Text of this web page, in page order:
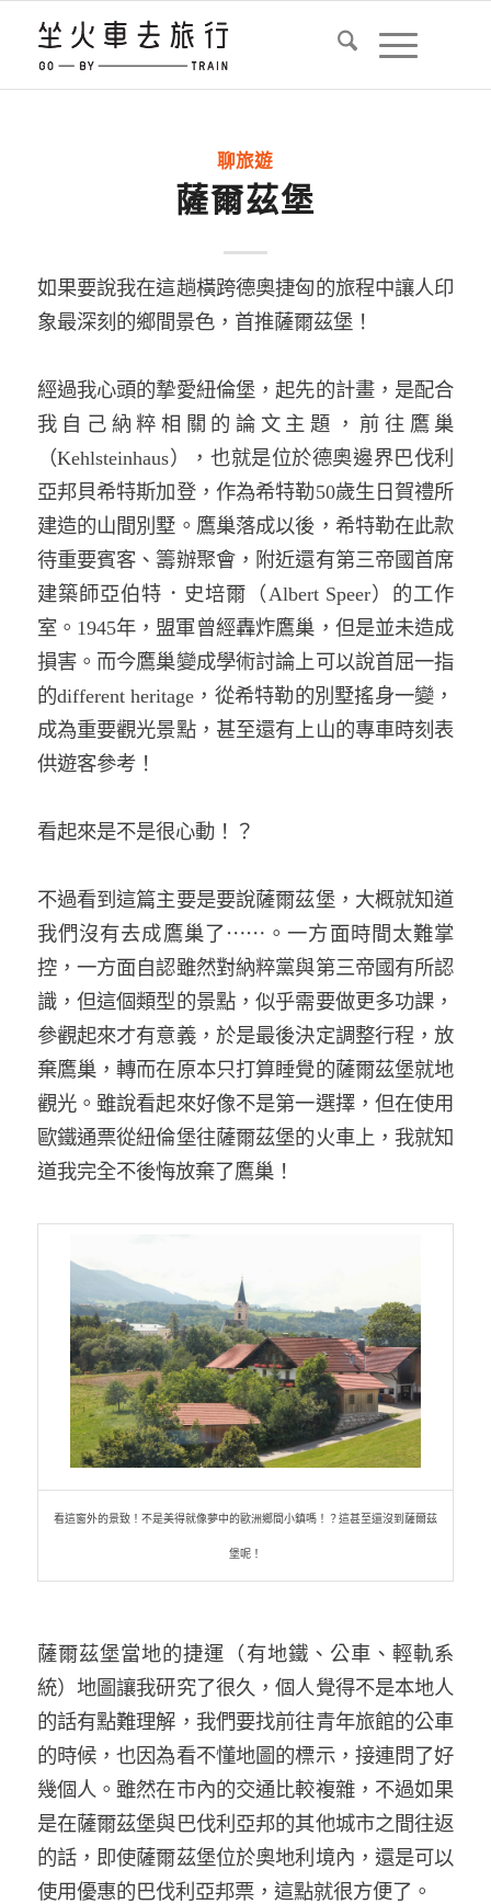
聊旅遊
薩爾茲堡
如果要說我在這趟橫跨德奧捷匈的旅程中讓人印
象最深刻的鄉間景色，首推薩爾茲堡！
經過我心頭的摯愛紐倫堡，起先的計畫，是配合
我自己納粹相關的論文主題，前往鷹巢
（Kehlsteinhaus），也就是位於德奧邊界巴伐利
亞邦貝希特斯加登，作為希特勒50歲生日賀禮所
建造的山間別墅。鷹巢落成以後，希特勒在此款
待重要賓客、籌辦聚會，附近還有第三帝國首席
建築師亞伯特．史培爾（Albert Speer）的工作
室。1945年，盟軍曾經轟炸鷹巢，但是並未造成
損害。而今鷹巢變成學術討論上可以說首屈一指
的different heritage，從希特勒的別墅搖身一變，
成為重要觀光景點，甚至還有上山的專車時刻表
供遊客參考！
看起來是不是很心動！？
不過看到這篇主要是要說薩爾茲堡，大概就知道
我們沒有去成鷹巢了⋯⋯。一方面時間太難掌
控，一方面自認雖然對納粹黨與第三帝國有所認
識，但這個類型的景點，似乎需要做更多功課，
參觀起來才有意義，於是最後決定調整行程，放
棄鷹巢，轉而在原本只打算睡覺的薩爾茲堡就地
觀光。雖說看起來好像不是第一選擇，但在使用
歐鐵通票從紐倫堡往薩爾茲堡的火車上，我就知
道我完全不後悔放棄了鷹巢！
看這窗外的景致！不是美得就像夢中的歐洲鄉間小鎮嗎！？這甚至還沒到薩爾茲
堡呢！
薩爾茲堡當地的捷運（有地鐵、公車、輕軌系
統）地圖讓我研究了很久，個人覺得不是本地人
的話有點難理解，我們要找前往青年旅館的公車
的時候，也因為看不懂地圖的標示，接連問了好
幾個人。雖然在市內的交通比較複雜，不過如果
是在薩爾茲堡與巴伐利亞邦的其他城市之間往返
的話，即使薩爾茲堡位於奧地利境內，還是可以
使用優惠的巴伐利亞邦票，這點就很方便了。